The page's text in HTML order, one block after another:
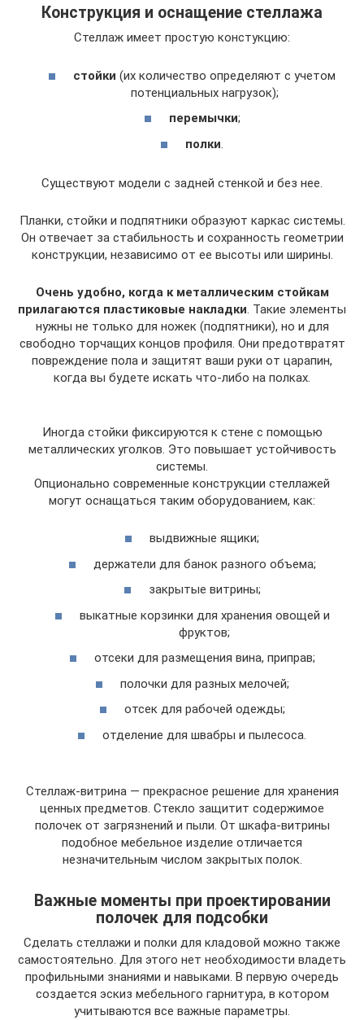
Конструкция и оснащение стеллажа
Стеллаж имеет простую констукцию:
стойки (их количество определяют с учетом
потенциальных нагрузок);
перемычки;
полки
Существуют модели с задней стенкой и без нее.
Планки, стойки и подпятники образуют каркас системы.
Он отвечает за стабильность и сохранность геометрии
конструкции, независимо от ее высоты или ширины.
Очень удобно, когда к металлическим стойкам
прилагаются пластиковые накладки . Такие элементы
нужны не только для ножек (подпятники), но и для
свободно торчащих концов профиля. Они предотвратят
повреждение пола и защитят ваши руки от царапин,
когда вы будете искать что-либо на полках.
Иногда стойки фиксируются к стене с помощью
металлических уголков. Это повышает устойчивость
системы.
Опционально современные конструкции стеллажей
могут оснащаться таким оборудованием, как:
выдвижные ящики;
держатели для банок разного объема;
закрытые витрины;
выкатные корзинки для хранения овощей и
фруктов;
отсеки для размещения вина, приправ;
полочки для разных мелочей;
отсек для рабочей одежды;
отделение для швабры и пылесоса.
Стеллаж-витрина — прекрасное решение для хранения
ценных предметов. Стекло защитит содержимое
полочек от загрязнений и пыли. От шкафа-витрины
подобное мебельное изделие отличается
незначительным числом закрытых полок.
Важные моменты при проектировании
полочек для подсобки
Сделать стеллажи и полки для кладовой можно также
самостоятельно. Для этого нет необходимости владеть
профильными знаниями и навыками. В первую очередь
создается эскиз мебельного гарнитура, в котором
учитываются все важные параметры.